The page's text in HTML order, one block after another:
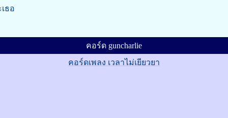
ธอ
คอร์ด guncharlie
คอร์ดเพลง เวลาไม่เยียวยา